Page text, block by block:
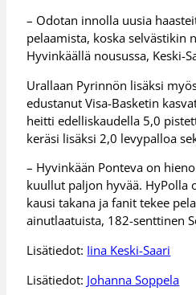
– Odotan innolla uusia
pelaamista, koska selvästikin
Hyvinkäällä nousussa, Keski-
Urallaan Pyrinnön lisäksi
edustanut Visa-Basketin
heitti edelliskaudella 5,0
keräsi lisäksi 2,0 levypalloa
– Hyvinkään Ponteva on
kuullut paljon hyvää. HyPolla
kausi takana ja fanit tekee
ainutlaatuista, 182-senttinen
Lisätiedot: Iina Keski-Saari
Lisätiedot: Johanna Soppela